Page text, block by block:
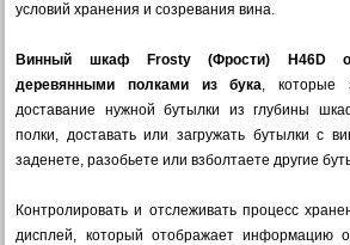
условий хранения и созревания вина.
Винный шкаф Frosty (Фрости) H46D
деревянными полками из бука, которые
доставание нужной бутылки из глубины
полки, доставать или загружать бутылки с
заденете, разобьете или взболтаете другие
Контролировать и отслеживать процесс
дисплей, который отображает информацию